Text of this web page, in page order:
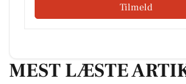
Tilmeld
MEST LÆSTE